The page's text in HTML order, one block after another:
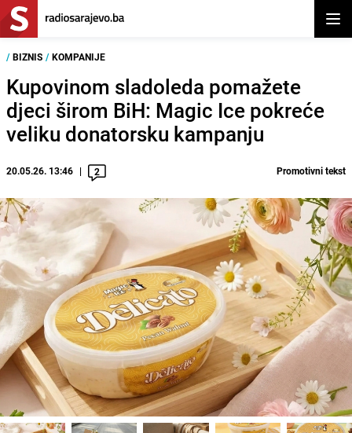
/ BIZNIS / KOMPANIJE
Kupovinom sladoleda pomažete
djeci širom BiH: Magic Ice pokreće
veliku donatorsku kampanju
20.05.26. 13:46 2 Promotivni tekst